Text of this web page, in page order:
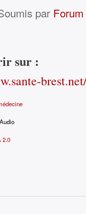
par
sur :
2.0